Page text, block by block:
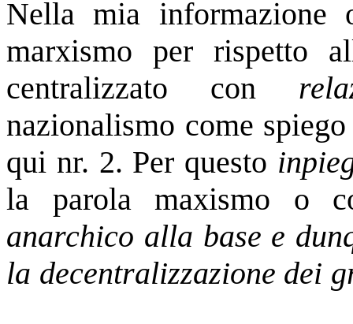
Nella mia
marxismo per rispetto
centralizzato con
nazionalismo come
qui nr. 2. Per questo
la parola maxismo o
anarchico alla base e
la decentralizzazione dei